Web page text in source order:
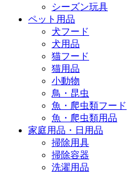
シーズン玩具
ペット用品
犬フード
犬用品
猫フード
猫用品
小動物
鳥・昆虫
魚・爬虫類フード
魚・爬虫類用品
家庭用品・日用品
掃除用具
掃除容器
洗濯用品